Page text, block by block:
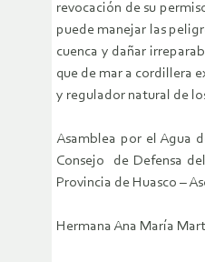
revocación de su
puede manejar las
cuenca y dañar
que de mar a cordillera
y regulador natural de
Asamblea por el Agua
Consejo de Defensa
Provincia de Huasco –
Hermana Ana María